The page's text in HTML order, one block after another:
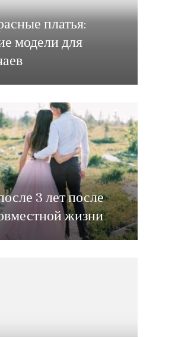
платья:
модели для
3 лет после
жизни